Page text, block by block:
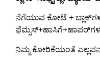
ನೆಗೆಯುವ ಕೋಟೆ +
ನಿಮ್ಮ ಕೋರಿಕೆಯಂತೆ